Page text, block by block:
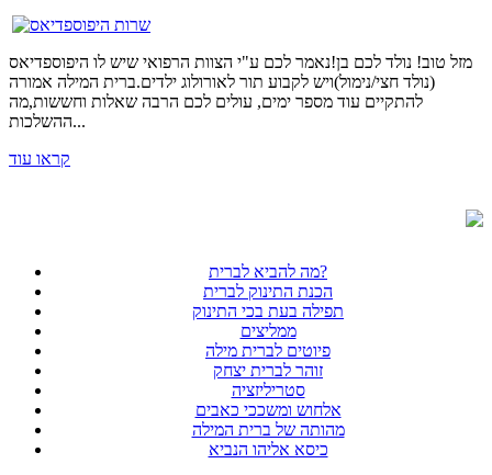
מזל טוב! נולד לכם בן!נאמר לכם ע"י הצוות הרפואי שיש לו היפוספדיאס
(נולד חצי/נימול)ויש לקבוע תור לאורולוג ילדים.ברית המילה אמורה
להתקיים עוד מספר ימים, עולים לכם הרבה שאלות וחששות,מה
ההשלכות...
קראו עוד
מה להביא לברית?
הכנת התינוק לברית
תפילה בעת בכי התינוק
ממליצים
פיוטים לברית מילה
זוהר לברית יצחק
סטריליזציה
אלחוש ומשככי כאבים
מהותה של ברית המילה
כיסא אליהו הנביא